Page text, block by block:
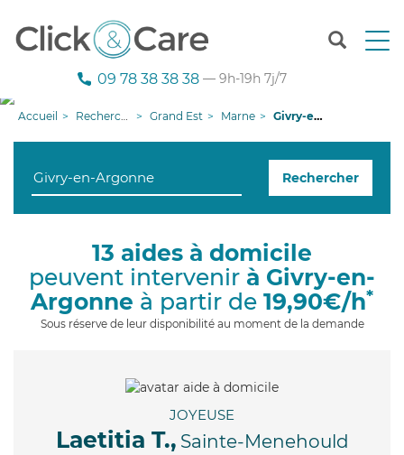
T
n
g
09 78 38 38 38 — 9h-19h 7j/7
Accueil Recherche aide à domicile Grand Est Marne Givry-en-Argonne
Rechercher
13 aides à domicile
peuvent intervenir à Givry-en-
Argonne à partir de 19,90€/h*
Sous réserve de leur disponibilité au moment de la demande
JOYEUSE
Laetitia T., Sainte-Menehould